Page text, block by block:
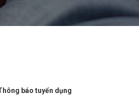
báo tuyển dụng